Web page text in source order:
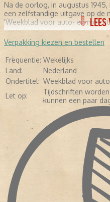
Na de oorlog, in augustus
een zelfstandige uitgave op de
'Weekblad voor auto- en
destijds is te zien dat de lezers
professionele garages
werd de motorolie
eerste 'Kampioen' in kleur
voor het testen van auto's en
besloot zich meer te gaan
auto's. Hierdoor werd het blad
jaar later (in 1985) verscheen
jaren negentig werd
werd 'Autokampioen' nog maar
ondertitel verdween. De
hoogte door testverslagen van
publiceren, informatie te geven
woord laten en reportages
maken. In de loop der jaren
inkomsten geleidelijk aan
laatste editie van
Bron:
Magazine! 150 jaar
LEES
Verpakking kiezen en bestellen
Frequentie: Wekelijks
Land:
Nederland
Ondertitel: Weekblad voor
Let op:
Tijdschriften
kunnen een paar